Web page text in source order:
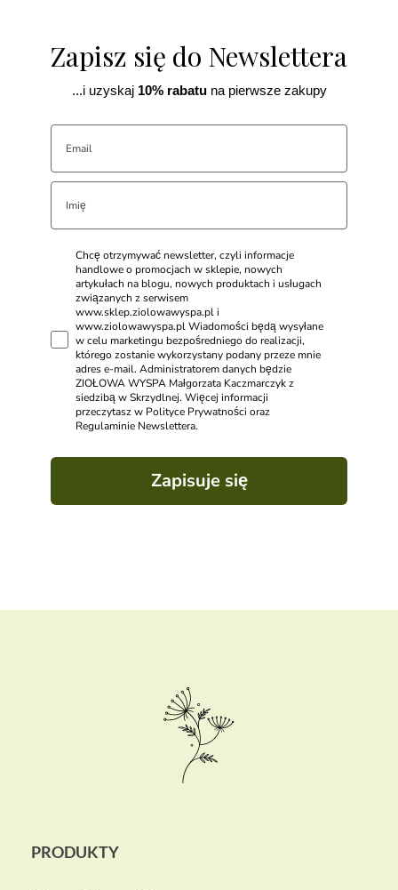
Zapisz się do Newslettera
...i uzyskaj10% rabatuna pierwsze zakupy
Chcę otrzymywać newsletter, czyli informacje
handlowe o promocjach w sklepie, nowych
artykułach na blogu, nowych produktach i usługach
związanych z serwisem
www.sklep.ziolowawyspa.pl i
www.ziolowawyspa.pl Wiadomości będą wysyłane
w celu marketingu bezpośredniego do realizacji,
którego zostanie wykorzystany podany przeze mnie
adres e-mail. Administratorem danych będzie
ZIOŁOWA WYSPA Małgorzata Kaczmarczyk z
siedzibą w Skrzydlnej. Więcej informacji
przeczytasz w Polityce Prywatności oraz
Regulaminie Newslettera.
Zapisuje się
PRODUKTY